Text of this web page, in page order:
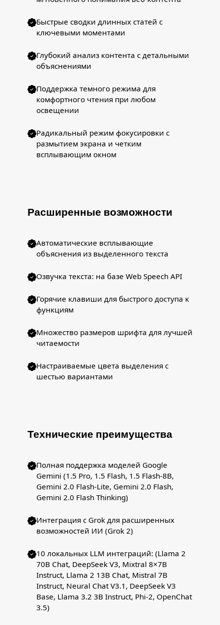
Быстрые сводки длинных статей с
ключевыми моментами
Глубокий анализ контента с детальными
объяснениями
Поддержка темного режима для
комфортного чтения при любом
освещении
Радикальный режим фокусировки с
размытием экрана и четким
всплывающим окном
Расширенные возможности
Автоматические всплывающие
объяснения из выделенного текста
Озвучка текста: на базе Web Speech API
Горячие клавиши для быстрого доступа к
функциям
Множество размеров шрифта для лучшей
читаемости
Настраиваемые цвета выделения с
шестью вариантами
Технические преимущества
Полная поддержка моделей Google
Gemini (1.5 Pro, 1.5 Flash, 1.5 Flash-8B,
Gemini 2.0 Flash-Lite, Gemini 2.0 Flash,
Gemini 2.0 Flash Thinking)
Интеграция с Grok для расширенных
возможностей ИИ (Grok 2)
10 локальных LLM интеграций: (Llama 2
70B Chat, DeepSeek V3, Mixtral 8×7B
Instruct, Llama 2 13B Chat, Mistral 7B
Instruct, Neural Chat V3.1, DeepSeek V3
Base, Llama 3.2 3B Instruct, Phi-2, OpenChat
3.5)